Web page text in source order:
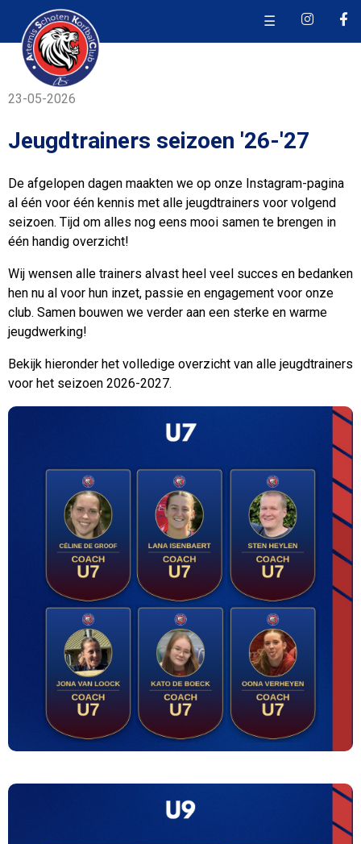
☰
23-05-2026
Jeugdtrainers seizoen '26-'27
De afgelopen dagen maakten we op onze Instagram-pagina
al één voor één kennis met alle jeugdtrainers voor volgend
seizoen. Tijd om alles nog eens mooi samen te brengen in
één handig overzicht!
Wij wensen alle trainers alvast heel veel succes en bedanken
hen nu al voor hun inzet, passie en engagement voor onze
club. Samen bouwen we verder aan een sterke en warme
jeugdwerking!
Bekijk hieronder het volledige overzicht van alle jeugdtrainers
voor het seizoen 2026-2027.